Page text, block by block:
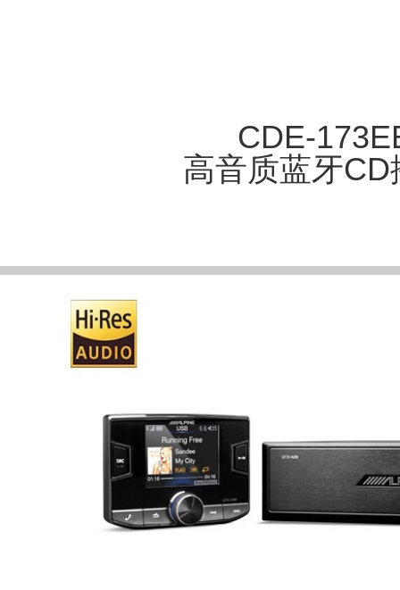
CDE-
高音质蓝牙CD